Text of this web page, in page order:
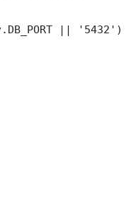
|| '5432')